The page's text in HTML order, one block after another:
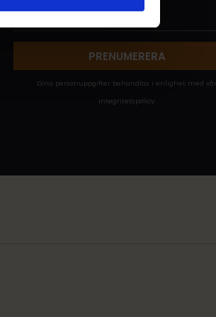
PRENUMERERA
Dina personuppgifter behandlas i enlighet med vår
integritetspolicy.